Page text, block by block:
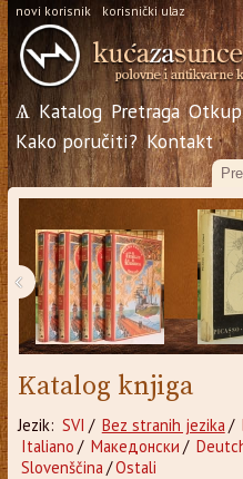
novi korisnik korisnički ulaz
Ѧ Katalog Pretraga
Kako poručiti? Kontakt
‹
Katalog knjiga
Jezik: SVI / Bez stranih jezika /
Italiano / Македонски /
Slovenščina /Ostali